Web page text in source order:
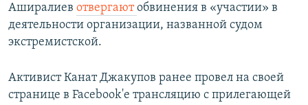
Аширалиев отвергаютобвинения в «участии» в
деятельности организации, названной судом
экстремистской.
Активист Канат Джакупов ранее провел на своей
странице в Facebook'е трансляцию с прилегающей